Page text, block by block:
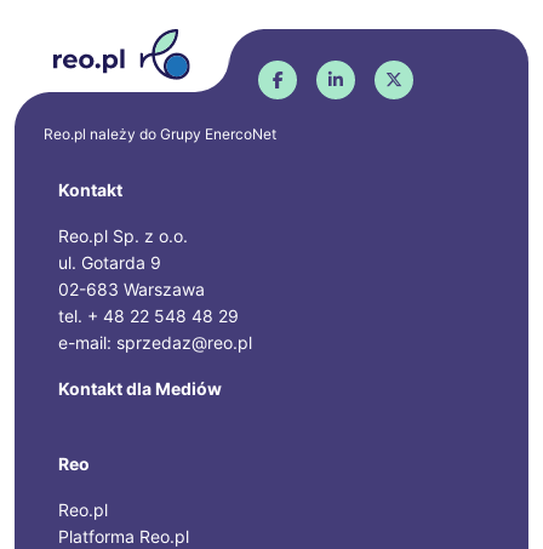
Reo.pl należy do Grupy EnercoNet
Kontakt
Reo.pl Sp. z o.o.
ul. Gotarda 9
02-683 Warszawa
tel. + 48 22 548 48 29
e-mail: sprzedaz@reo.pl
Kontakt dla Mediów
Reo
Reo.pl
Platforma Reo.pl